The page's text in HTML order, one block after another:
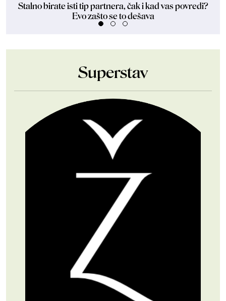
Stalno birate isti tip partnera, čak i kad vas povredi?
Evo zašto se to dešava
Superstav